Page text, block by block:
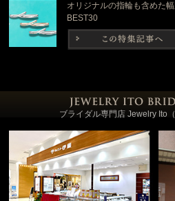
オリジナルの指輪も含めた
BEST30
ブライダル専門店 Jewelry Ito